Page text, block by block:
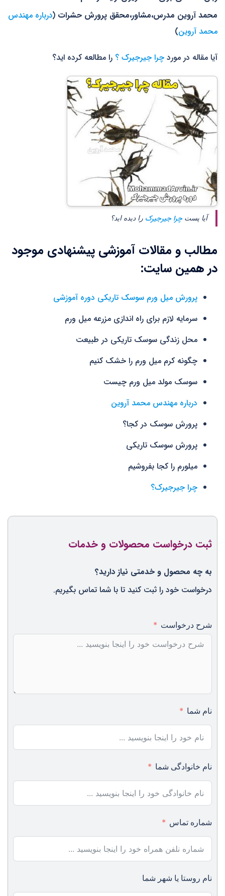
محمد آروین مدرس،مشاور،محقق پرورش حشرات (درباره مهندس
محمد آروین)
آیا مقاله در مورد چرا جیرجیرک ؟ را مطالعه کرده اید؟
آیا پستچرا جیرجیرک را دیده اید؟
مطالب و مقالات آموزشی پیشنهادی موجود
در همین سایت:
پرورش میل ورم سوسک تاریکی دوره آموزشی
سرمایه لازم برای راه اندازی مزرعه میل ورم
محل زندگی سوسک تاریکی در طبیعت
چگونه کرم میل ورم را خشک کنیم
سوسک مولد میل ورم چیست
درباره مهندس محمد آروین
پرورش سوسک در کجا؟
پرورش سوسک تاریکی
میلورم را کجا بفروشیم
چرا جیرجیرک؟
ثبت درخواست محصولات و خدمات
به چه محصول و خدمتی نیاز دارید؟
درخواست خود را ثبت کنید تا با شما تماس بگیریم.
شرح درخواست
نام شما
نام خانوادگی شما
شماره تماس
نام روستا یا شهر شما